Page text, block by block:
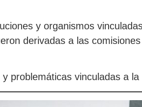
y organismos
derivadas a las
problemáticas vinculadas a